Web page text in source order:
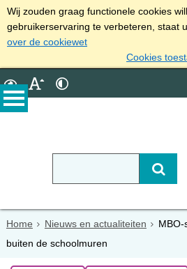
Wij zouden graag functionele cookies
gebruikerservaring te verbeteren, staat
over de cookiewet
Cookies
Home Nieuws en actualiteiten
MBO-
buiten de schoolmuren